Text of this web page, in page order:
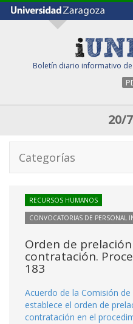
Boletín diario informativo de
20/
Categorías
RECURSOS HUMANOS
CONVOCATORIAS DE PERSONAL
Orden de
contratación.
183
Acuerdo de la Comisión
establece el orden de
contratación en el